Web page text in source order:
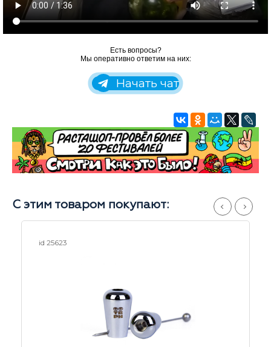
Есть вопросы?
Мы оперативно ответим на них:
Начать чат
С этим товаром покупают:
id 25623